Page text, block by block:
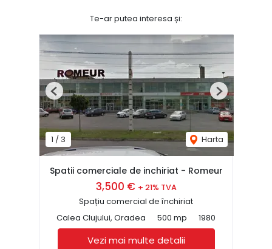
Te-ar putea interesa și:
1 / 3 Harta
Previous Next
Spatii comerciale de inchiriat - Romeur
3,500 € + 21% TVA
Spațiu comercial de închiriat
Calea Clujului, Oradea
500 mp 1980
Vezi mai multe detalii